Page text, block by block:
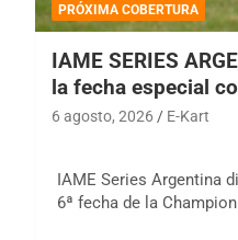
PRÓXIMA COBERTURA
IAME SERIES
la fecha especial
6 agosto, 2026 E-Kart
IAME Series Argentina
6ª fecha de la